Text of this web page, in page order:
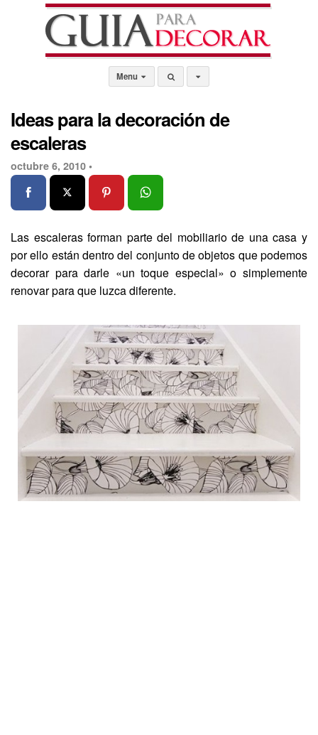
Menu
Ideas para la decoración de
escaleras
octubre 6, 2010 •
Las escaleras forman parte del mobiliario de una casa y
por ello están dentro del conjunto de objetos que podemos
decorar para darle «un toque especial» o simplemente
renovar para que luzca diferente.